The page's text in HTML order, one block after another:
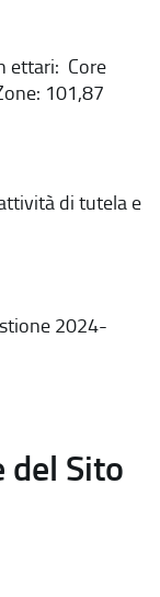
ettari: Core
101,87
di tutela e
2024-
del Sito